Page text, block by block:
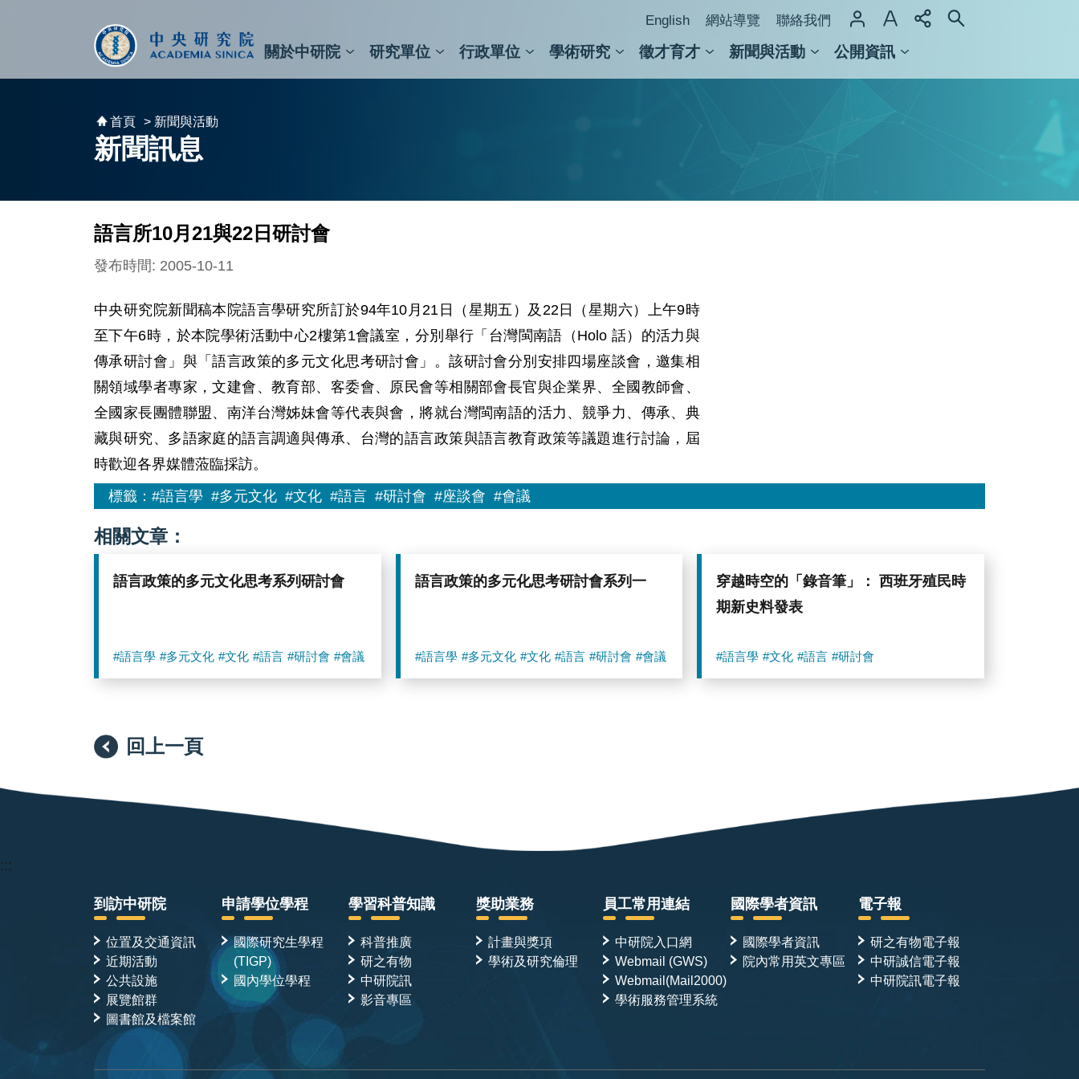
English 網站導覽 聯絡我們
關於中研院 研究單位 行政單位 學術研究 徵才育才 新聞與活動 公開資訊
首頁 > 新聞與活動
新聞訊息
語言所10月21與22日研討會
發布時間: 2005-10-11
中央研究院新聞稿本院語言學研究所訂於94年10月21日（星期五）及22日（星期六）上午9時
至下午6時，於本院學術活動中心2樓第1會議室，分別舉行「台灣閩南語（Holo 話）的活力與
傳承研討會」與「語言政策的多元文化思考研討會」。該研討會分別安排四場座談會，邀集相
關領域學者專家，文建會、教育部、客委會、原民會等相關部會長官與企業界、全國教師會、
全國家長團體聯盟、南洋台灣姊妹會等代表與會，將就台灣閩南語的活力、競爭力、傳承、典
藏與研究、多語家庭的語言調適與傳承、台灣的語言政策與語言教育政策等議題進行討論，屆
時歡迎各界媒體蒞臨採訪。
標籤：#語言學 #多元文化 #文化 #語言 #研討會 #座談會 #會議
相關文章：
語言政策的多元文化思考系列研討會
#語言學 #多元文化 #文化 #語言 #研討會 #會議
語言政策的多元化思考研討會系列一
#語言學 #多元文化 #文化 #語言 #研討會 #會議
穿越時空的「錄音筆」： 西班牙殖民時
期新史料發表
#語言學 #文化 #語言 #研討會
回上一頁
:::
到訪中研院
位置及交通資訊
近期活動
公共設施
展覽館群
圖書館及檔案館
申請學位學程
國際研究生學程
(TIGP)
國內學位學程
學習科普知識
科普推廣
研之有物
中研院訊
影音專區
獎助業務
計畫與獎項
學術及研究倫理
員工常用連結
中研院入口網
Webmail (GWS)
Webmail(Mail2000)
學術服務管理系統
國際學者資訊
國際學者資訊
院內常用英文專區
電子報
研之有物電子報
中研誠信電子報
中研院訊電子報